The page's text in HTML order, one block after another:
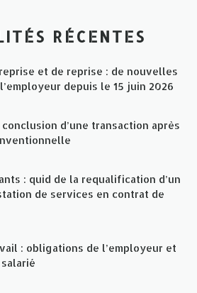
RÉCENTES
et de reprise : de nouvelles
depuis le 15 juin 2026
d’une transaction après
: quid de la requalification d’un
de services en contrat de
: obligations de l’employeur et